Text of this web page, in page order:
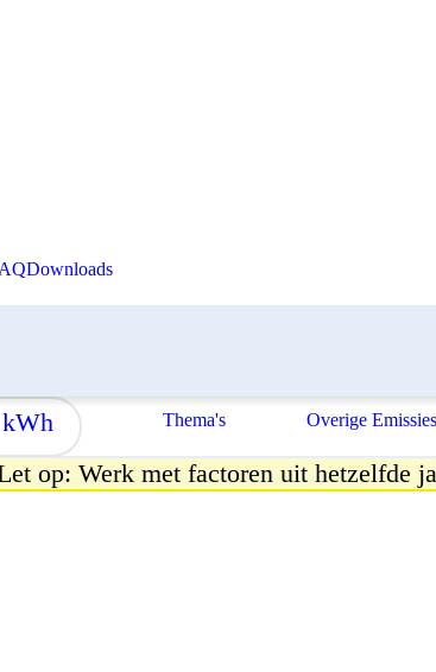
Downloads
kWh Thema's Overige Emissies
op: Werk met factoren uit hetzelfde